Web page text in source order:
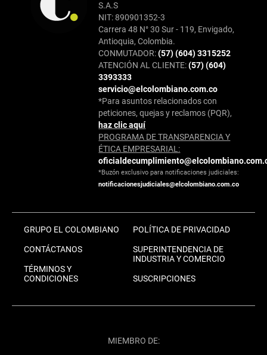
S.A.S
NIT: 890901352-3
Carrera 48 N° 30 Sur - 119, Envigado,
Antioquia, Colombia.
CONMUTADOR:(57) (604) 3315252
ATENCIÓN AL CLIENTE:(57) (604)
3393333
servicio@elcolombiano.com.co
*Para asuntos relacionados con
peticiones, quejas y reclamos (PQR),
haz clic aquí
PROGRAMA DE TRANSPARENCIA Y
ÉTICA EMPRESARIAL:
*Buzón exclusivo para notificaciones judiciales:
notificacionesjudiciales@elcolombiano.com.co
GRUPO EL COLOMBIANO
CONTÁCTANOS
TÉRMINOS Y
CONDICIONES
POLÍTICA DE PRIVACIDAD
SUPERINTENDENCIA DE
INDUSTRIA Y COMERCIO
SUSCRIPCIONES
MIEMBRO DE: